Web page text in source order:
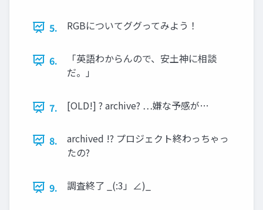
5. RGBについてググってみよう！
6.
「英語わからんので、安土神に相談
だ。」
7. [OLD!] ? archive? …嫌な予感が…
8.
archived !? プロジェクト終わっちゃっ
たの?
9. 調査終了 _(:3」∠)_